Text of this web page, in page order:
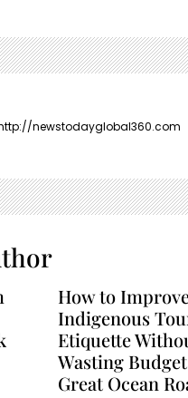
newstodayglobal360.com
How to
Indigenous
Etiquette
Wasting
Great Ocean